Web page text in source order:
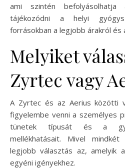
ami szintén befolyásolhatja
tájékozódni a helyi
forrásokban a legjobb árakról és
Melyiket
Zyrtec vagy
A Zyrtec és az Aerius közötti
figyelembe venni a személyes
tünetek típusát és a
mellékhatásait. Mivel
legjobb választás az, amelyik
egyéni igényekhez.